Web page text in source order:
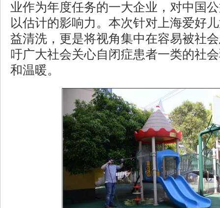
业作为年度任务的一大企业，对中国
以估计的影响力。本次针对上海爱好
益清洗，更是将视角集中在容易被社
吁广大社会关心自闭症患者一类的社
和温暖。